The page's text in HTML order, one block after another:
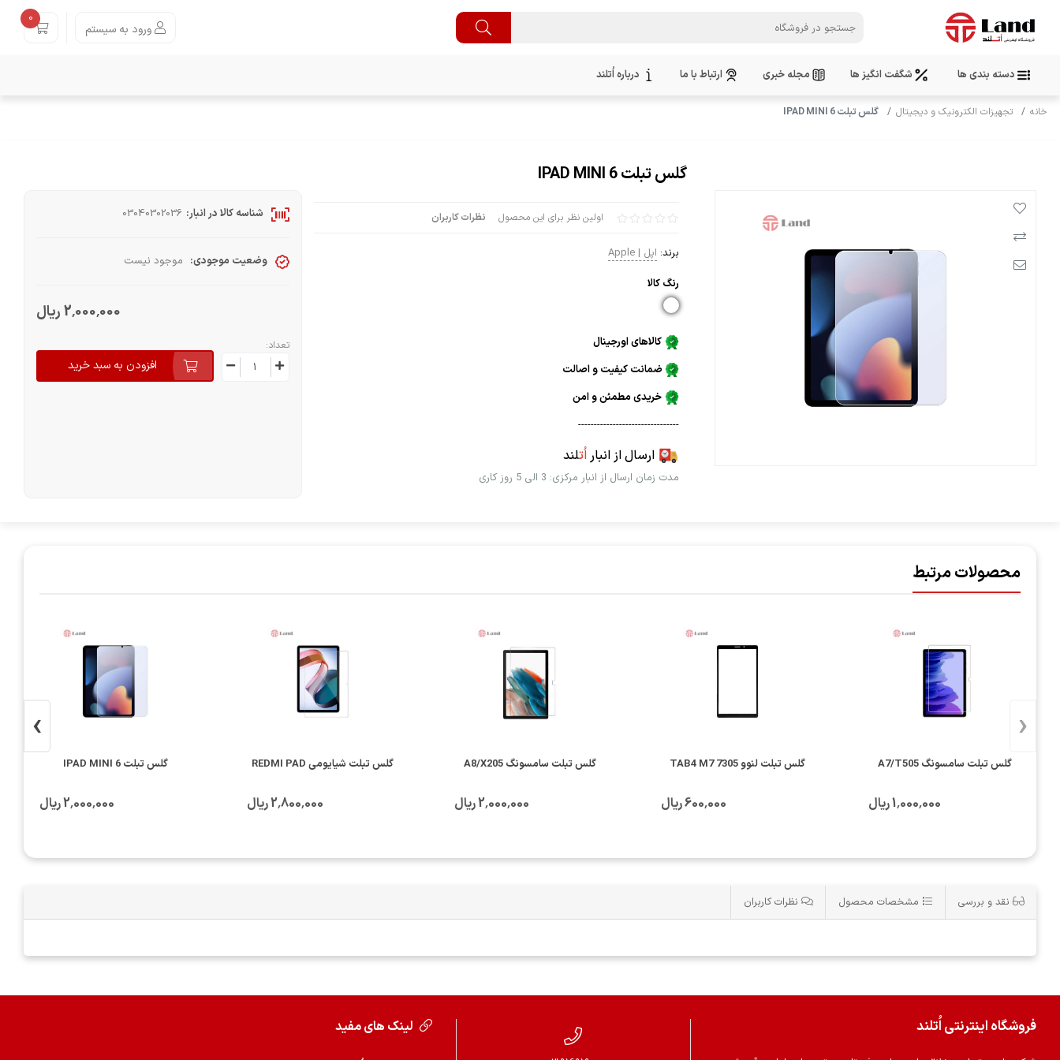
ورود به سیستم
0
دسته بندی ها شگفت انگیز ها مجله خبری ارتباط با ما درباره اُتلند
خانه تجهیزات الکترونیک و دیجیتال گلس تبلت IPAD MINI 6
گلس تبلت IPAD MINI 6
اولین نظر برای این محصول نظرات کاربران
برند: اپل | Apple
رنگ كالا
کالاهای اورجینال
ضمانت کیفیت و اصالت
خریدی مطمئن و امن
--------------------------------
ارسال از انباراُتلند
مدت زمان ارسال از انبار مرکزی: 3 الی 5 روز کاری
شناسه کالا در انبار: 03040302036
وضعیت موجودی: موجود نیست
2٬000٬000 ریال
تعداد:
افزودن به سبد خرید
محصولات مرتبط
گلس تبلت سامسونگ A7/T505
1٬000٬000 ریال
گلس تبلت لنوو TAB4 M7 7305
600٬000 ریال
گلس تبلت سامسونگ A8/X205
2٬000٬000 ریال
گلس تبلت شیایومی REDMI PAD
2٬800٬000 ریال
گلس تبلت IPAD MINI 6
2٬000٬000 ریال
‹
›
نقد و بررسی مشخصات محصول نظرات کاربران
فروشگاه اینترنتی اُتلند لینک های مفید